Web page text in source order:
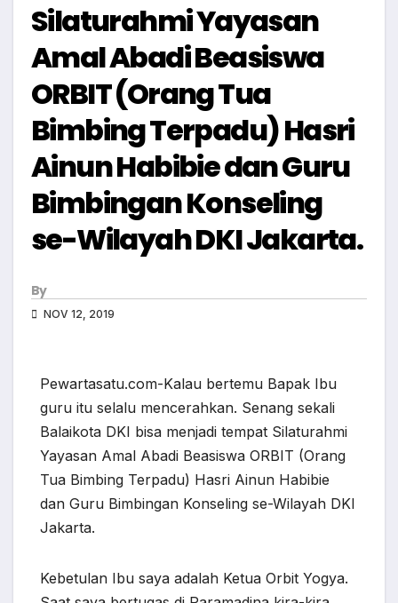
Silaturahmi Yayasan
Amal Abadi Beasiswa
ORBIT (Orang Tua
Bimbing Terpadu) Hasri
Ainun Habibie dan Guru
Bimbingan Konseling
se-Wilayah DKI Jakarta.
By
NOV 12, 2019
Pewartasatu.com-Kalau bertemu Bapak Ibu
guru itu selalu mencerahkan. Senang sekali
Balaikota DKI bisa menjadi tempat Silaturahmi
Yayasan Amal Abadi Beasiswa ORBIT (Orang
Tua Bimbing Terpadu) Hasri Ainun Habibie
dan Guru Bimbingan Konseling se-Wilayah DKI
Jakarta.
Kebetulan Ibu saya adalah Ketua Orbit Yogya.